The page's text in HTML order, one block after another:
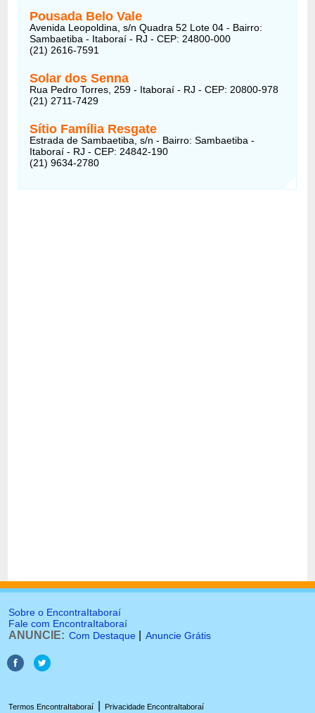
Pousada Belo Vale
Avenida Leopoldina, s/n Quadra 52 Lote 04 - Bairro:
Sambaetiba - Itaboraí - RJ - CEP: 24800-000
(21) 2616-7591
Solar dos Senna
Rua Pedro Torres, 259 - Itaboraí - RJ - CEP: 20800-978
(21) 2711-7429
Sítio Família Resgate
Estrada de Sambaetiba, s/n - Bairro: Sambaetiba -
Itaboraí - RJ - CEP: 24842-190
(21) 9634-2780
Sobre o EncontraItaboraí
Fale com EncontraItaboraí
ANUNCIE: Com Destaque Anuncie Grátis
Termos EncontraItaboraí Privacidade EncontraItaboraí